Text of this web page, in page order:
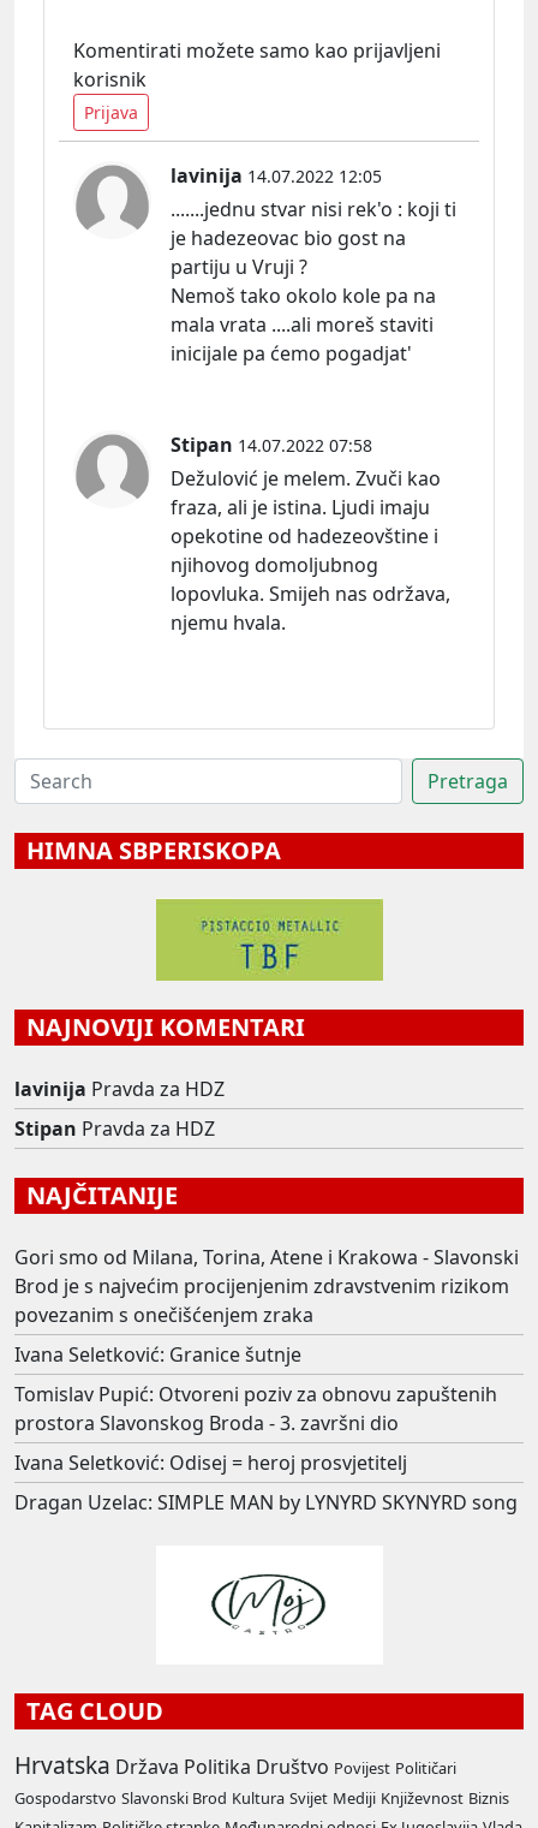
Komentirati možete samo kao prijavljeni
korisnik
Prijava
lavinija 14.07.2022 12:05
.......jednu stvar nisi rek'o : koji ti
je hadezeovac bio gost na
partiju u Vruji ?
Nemoš tako okolo kole pa na
mala vrata ....ali moreš staviti
inicijale pa ćemo pogadjat'
Stipan 14.07.2022 07:58
Dežulović je melem. Zvuči kao
fraza, ali je istina. Ljudi imaju
opekotine od hadezeovštine i
njihovog domoljubnog
lopovluka. Smijeh nas održava,
njemu hvala.
HIMNA SBPERISKOPA
NAJNOVIJI KOMENTARI
lavinija Pravda za HDZ
Stipan Pravda za HDZ
NAJČITANIJE
Gori smo od Milana, Torina, Atene i Krakowa - Slavonski
Brod je s najvećim procijenjenim zdravstvenim rizikom
povezanim s onečišćenjem zraka
Ivana Seletković: Granice šutnje
Tomislav Pupić: Otvoreni poziv za obnovu zapuštenih
prostora Slavonskog Broda - 3. završni dio
Ivana Seletković: Odisej = heroj prosvjetitelj
Dragan Uzelac: SIMPLE MAN by LYNYRD SKYNYRD song
TAG CLOUD
Hrvatska Država Politika Društvo Povijest Političari
Gospodarstvo Slavonski Brod Kultura Svijet Mediji Književnost Biznis